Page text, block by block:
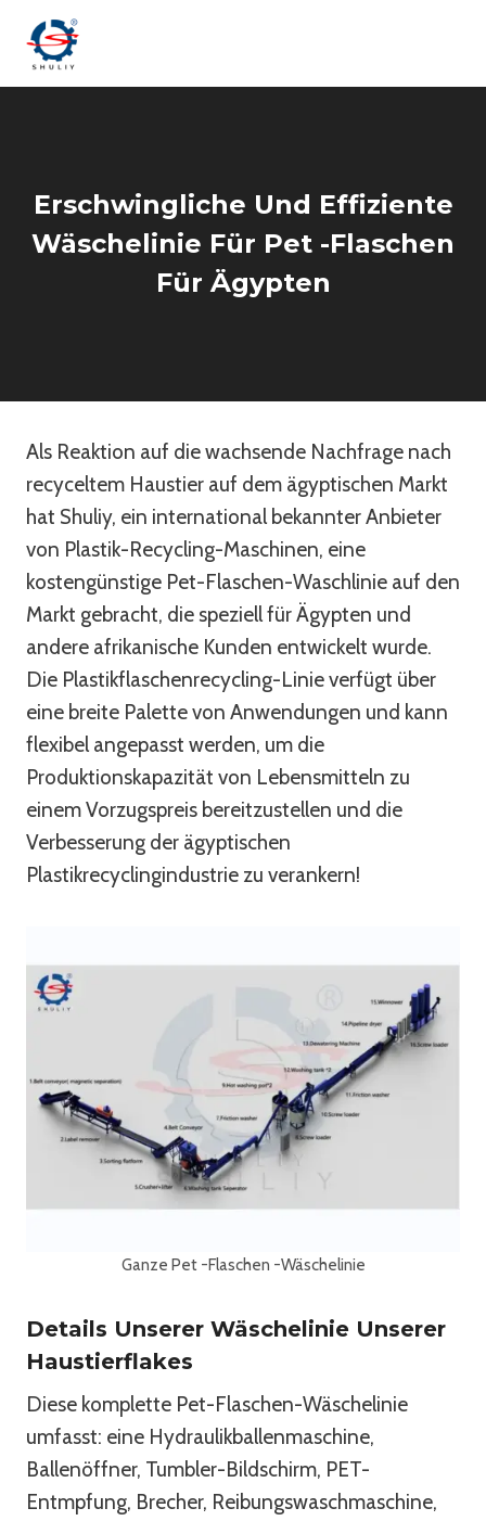
Inhalt
Erschwingliche Und Effiziente
Wäschelinie Für Pet -Flaschen
Für Ägypten
Als Reaktion auf die wachsende Nachfrage nach
recyceltem Haustier auf dem ägyptischen Markt
hat Shuliy, ein international bekannter Anbieter
von Plastik-Recycling-Maschinen, eine
kostengünstige Pet-Flaschen-Waschlinie auf den
Markt gebracht, die speziell für Ägypten und
andere afrikanische Kunden entwickelt wurde.
Die Plastikflaschenrecycling-Linie verfügt über
eine breite Palette von Anwendungen und kann
flexibel angepasst werden, um die
Produktionskapazität von Lebensmitteln zu
einem Vorzugspreis bereitzustellen und die
Verbesserung der ägyptischen
Plastikrecyclingindustrie zu verankern!
Ganze Pet -Flaschen -Wäschelinie
Details Unserer Wäschelinie Unserer
Haustierflakes
Diese komplette Pet-Flaschen-Wäschelinie
umfasst: eine Hydraulikballenmaschine,
Ballenöffner, Tumbler-Bildschirm, PET-
Entmpfung, Brecher, Reibungswaschmaschine,